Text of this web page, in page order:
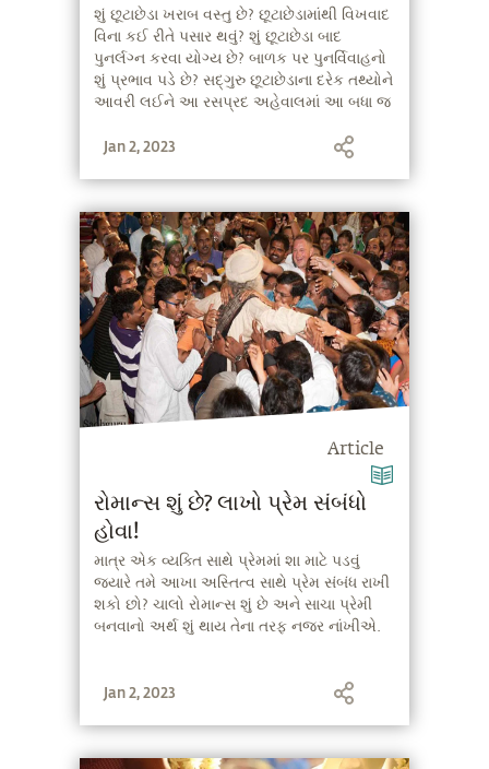
શું છૂટાછેડા ખરાબ વસ્તુ છે? છૂટાછેડામાંથી વિખવાદ
વિના કઈ રીતે પસાર થવું? શું છૂટાછેડા બાદ
પુનર્લગ્ન કરવા યોગ્ય છે? બાળક પર પુનર્વિવાહનો
શું પ્રભાવ પડે છે? સદ્‍ગુરુ છૂટાછેડાના દરેક તથ્યોને
આવરી લઈને આ રસપ્રદ અહેવાલમાં આ બધા જ
Jan 2, 2023
Article
રોમાન્સ શું છે? લાખો પ્રેમ સંબંધો
હોવા!
માત્ર એક વ્યક્તિ સાથે પ્રેમમાં શા માટે પડવું
જ્યારે તમે આખા અસ્તિત્વ સાથે પ્રેમ સંબંધ રાખી
શકો છો? ચાલો રોમાન્સ શું છે અને સાચા પ્રેમી
બનવાનો અર્થ શું થાય તેના તરફ નજર નાંખીએ.
Jan 2, 2023